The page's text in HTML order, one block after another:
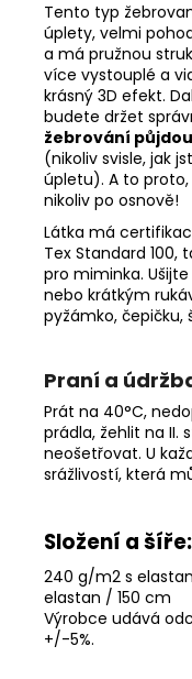
Tento typ
úplety, velmi
a má pružnou
více vystouplé a
krásný 3D efekt.
budete držet
žebrování
(nikoliv svisle, jak
úpletu). A to
nikoliv po osnově!
Látka má
Tex Standard 100,
pro miminka.
nebo krátkým
pyžámko, čepičku,
Praní a
Prát na 40°C,
prádla, žehlit na II.
neošetřovat. U
srážlivostí, která
Složení a šíře:
240 g/m2 s
elastan / 150 cm
Výrobce udává
+/-5%.